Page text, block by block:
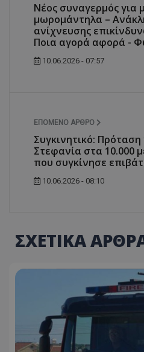
Νέος συναγερμός για
μωρομάντηλα –
ανίχνευσης
Ποια αγορά αφορά -
10.06.2026 - 07:57
ΕΠΌΜΕΝΟ ΆΡΘΡΟ
Συγκινητικό:
Στεφανία στα 10.000
που συγκίνησε
10.06.2026 - 08:10
ΣΧΕΤΙΚΑ